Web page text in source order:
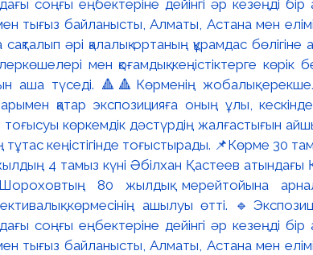
4 тамыз күні Әбілхан Қастеев атындағы ҚР
80 жылдық мерейтойына
көрмесінің ашылуы өтті.
соңғы еңбектеріне дейінгі әр кезеңді
тығыз байланысты, Алматы, Астана мен